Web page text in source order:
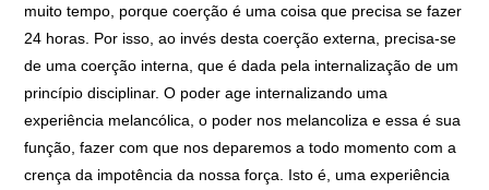
muito tempo, porque coerção é uma coisa que precisa se fazer
24 horas. Por isso, ao invés desta coerção externa, precisa-se
de uma coerção interna, que é dada pela internalização de um
princípio disciplinar. O poder age internalizando uma
experiência melancólica, o poder nos melancoliza e essa é sua
função, fazer com que nos deparemos a todo momento com a
crença da impotência da nossa força. Isto é, uma experiência